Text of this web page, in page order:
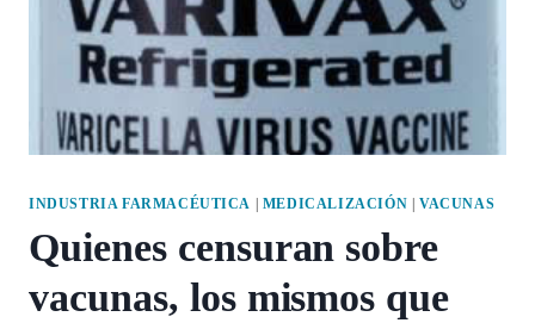
INDUSTRIA FARMACÉUTICA MEDICALIZACIÓN |VACUNAS
Quienes censuran sobre
vacunas, los mismos que